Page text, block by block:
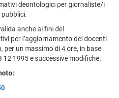
deontologici per giornaliste/i
anche ai fini del
per l’aggiornamento dei docenti
per un massimo di 4 ore, in base
12 1995 e successive modifiche.